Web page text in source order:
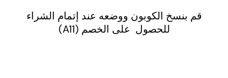
قم بنسخ الكوبون ووضعه عند إتمام الشراء
للحصول على الخصم (A11)